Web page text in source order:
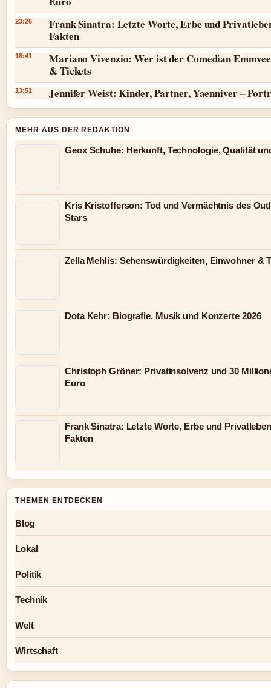
23:26
Frank Sinatra: Letzte Worte, Erbe und
Fakten
18:41
Mariano Vivenzio: Wer ist der Comedian
& Tickets
13:51 Jennifer Weist: Kinder, Partner, Yaenniver –
MEHR AUS DER REDAKTION
Geox Schuhe: Herkunft, Technologie, Qualität
Kris Kristofferson: Tod und Vermächtnis des
Stars
Zella Mehlis: Sehenswürdigkeiten, Einwohner &
Dota Kehr: Biografie, Musik und Konzerte 2026
Christoph Gröner: Privatinsolvenz und 30
Euro
Frank Sinatra: Letzte Worte, Erbe und
Fakten
THEMEN ENTDECKEN
Blog
Lokal
Politik
Technik
Welt
Wirtschaft